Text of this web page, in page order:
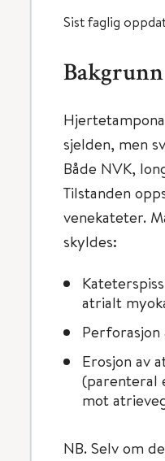
Sist faglig
Bakgrunn
sjelden, men
Både NVK,
Tilstanden
venekateter.
skyldes:
atrialt
Erosjon av
(parenteral
mot
NB. Selv om